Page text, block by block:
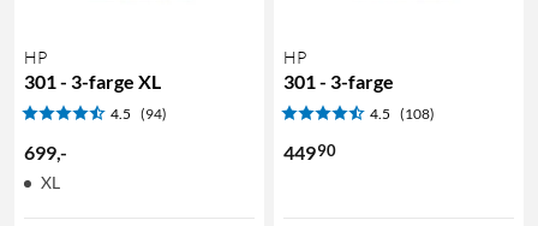
HP
301 - 3-farge XL
4.5 (94)
699,-
XL
HP
301 - 3-farge
4.5 (108)
44990